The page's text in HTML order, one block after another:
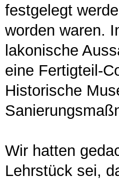
festgelegt
worden waren.
lakonische
eine Fertigteil-
Historische
Wir hatten
Lehrstück sei,